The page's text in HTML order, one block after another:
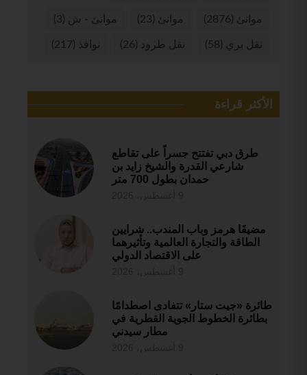
موانئ (2876) موانئ (23) موانئ - ش (3)
نقل بري (58) نقل طرود (26) نوافذ (217)
الأكثر قراءة
طرق دبي تفتتح جسراً على تقاطع
شارعي القدرة والشيخ زايد بن
حمدان بطول 700 متر
مضيقَا هرمز وباب المندب.. شرايين
الطاقة والتجارة العالمية وتأثيرهما
على الاقتصاد الدولي
طائرة «جيت ستار» تتفادى اصطدامًا
بطائرة الخطوط الجوية القطرية في
مطار سيدني